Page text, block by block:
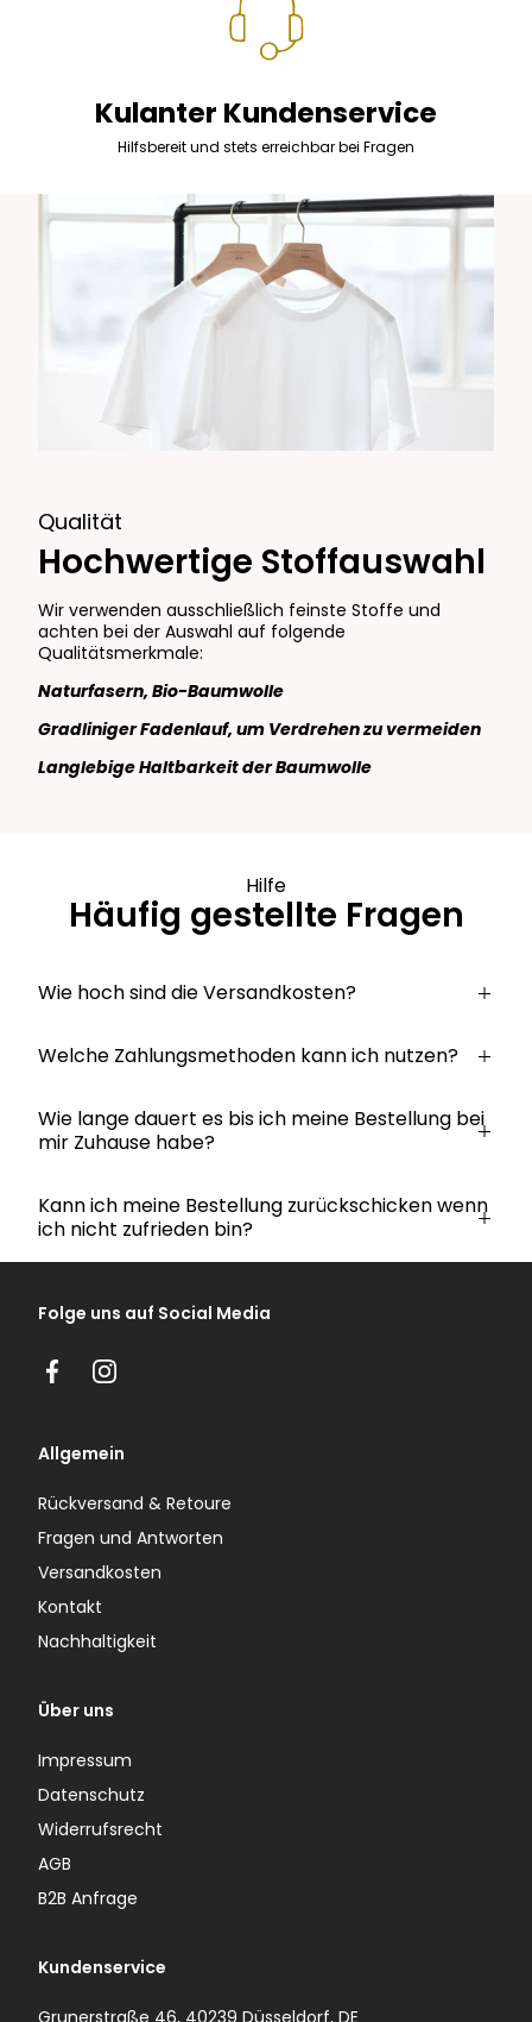
Kulanter Kundenservice
Hilfsbereit und stets erreichbar bei Fragen
Qualität
Hochwertige Stoffauswahl
Wir verwenden ausschließlich feinste Stoffe und
achten bei der Auswahl auf folgende
Qualitätsmerkmale:
Naturfasern, Bio-Baumwolle
Gradliniger Fadenlauf, um Verdrehen zu vermeiden
Langlebige Haltbarkeit der Baumwolle
Hilfe
Häufig gestellte Fragen
Wie hoch sind die Versandkosten?
Welche Zahlungsmethoden kann ich nutzen?
Wie lange dauert es bis ich meine Bestellung bei
mir Zuhause habe?
Kann ich meine Bestellung zurückschicken wenn
ich nicht zufrieden bin?
Folge uns auf Social Media
FacebookInstagram
Allgemein
Rückversand & Retoure
Fragen und Antworten
Versandkosten
Kontakt
Nachhaltigkeit
Über uns
Impressum
Datenschutz
Widerrufsrecht
AGB
B2B Anfrage
Kundenservice
Grunerstraße 46, 40239 Düsseldorf, DE